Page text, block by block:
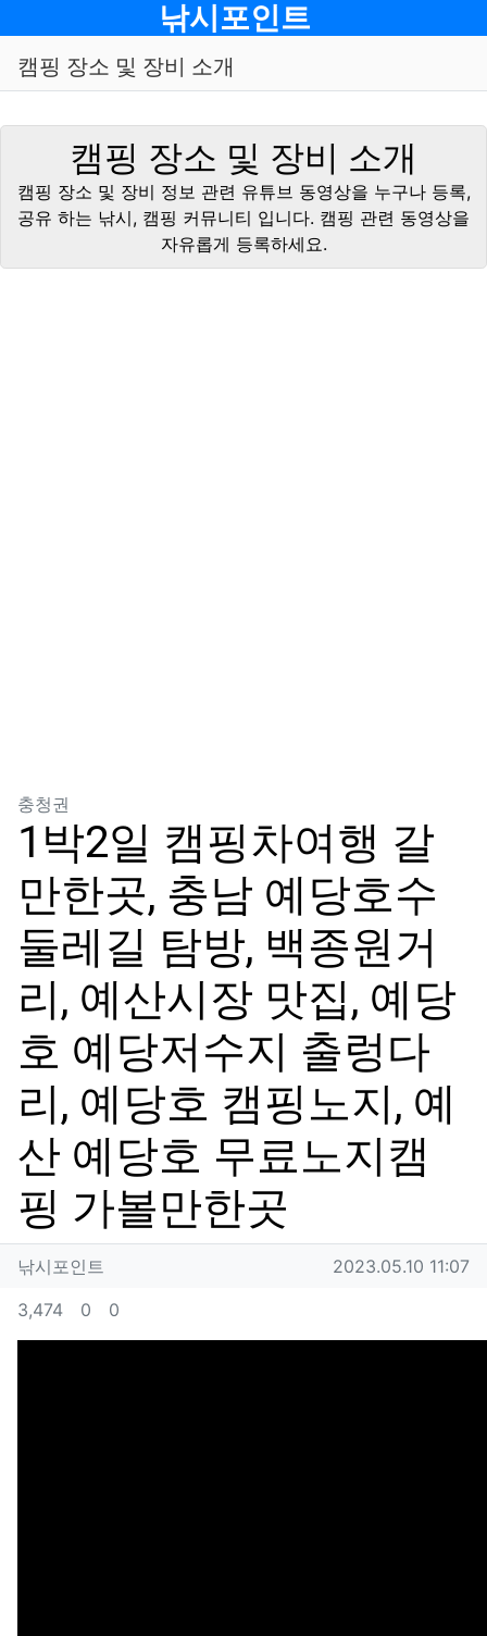
낚시포인트
캠핑 장소 및 장비 소개
캠핑 장소 및 장비 소개
캠핑 장소 및 장비 정보 관련 유튜브 동영상을 누구나 등록,
공유 하는 낚시, 캠핑 커뮤니티 입니다. 캠핑 관련 동영상을
자유롭게 등록하세요.
충청권
1박2일 캠핑차여행 갈
만한곳, 충남 예당호수
둘레길 탐방, 백종원거
리, 예산시장 맛집, 예당
호 예당저수지 출렁다
리, 예당호 캠핑노지, 예
산 예당호 무료노지캠
핑 가볼만한곳
작성자 정보
낚시포인트 작성일
2023.05.10 11:07
컨텐츠 정보
3,474조회
0 추천
0